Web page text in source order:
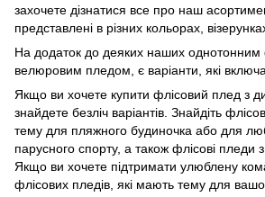
захочете дізнатися все про наш
представлені в різних кольорах,
На додаток до деяких наших однотонним
велюровим пледом, є варіанти, які
Якщо ви хочете купити флісовий плед з
знайдете безліч варіантів. Знайдіть
тему для пляжного будиночка або для
парусного спорту, а також флісові
Якщо ви хочете підтримати улюблену
флісових пледів, які мають тему для